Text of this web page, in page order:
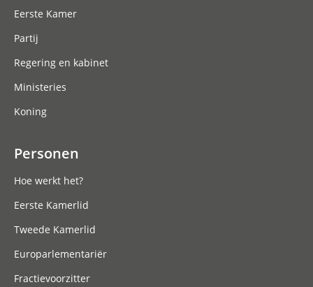
Eerste Kamer
Partij
Regering en kabinet
Ministeries
Koning
Personen
Hoe werkt het?
Eerste Kamerlid
Tweede Kamerlid
Europarlementariër
Fractievoorzitter